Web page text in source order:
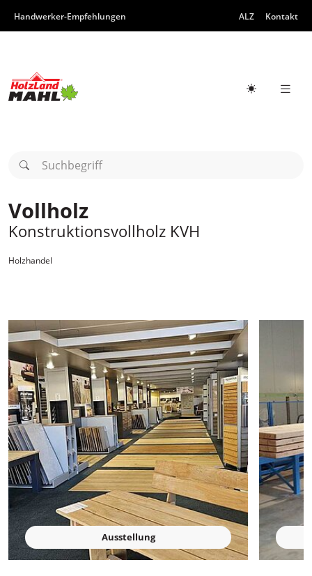
Handwerker-Empfehlungen ALZ Kontakt
Hellmodus
Vollholz
Konstruktionsvollholz KVH
Holzhandel
Ausstellung